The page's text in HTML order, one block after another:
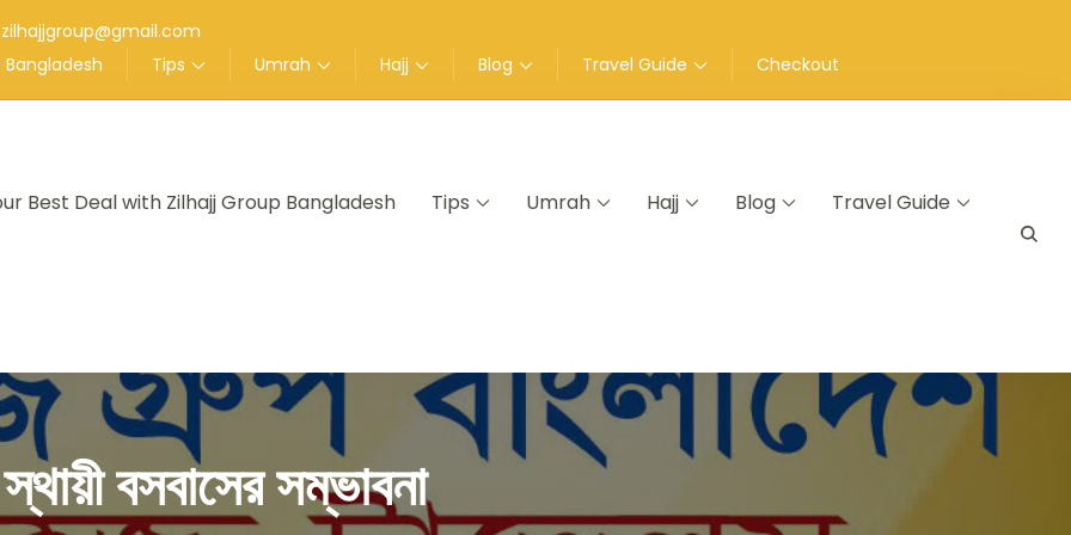
zilhajjgroup@gmail.com
Tips Umrah Hajj Blog Travel Guide Checkout
Best Deal with Zilhajj Group Bangladesh Tips Umrah Hajj Blog Travel Guide
স্থায়ী বসবাসের সম্ভাবনা